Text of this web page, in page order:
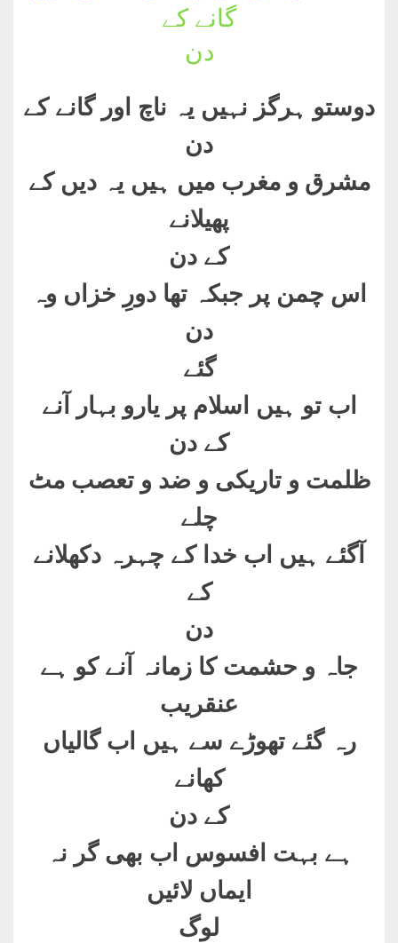
گانے کے
دن
دوستو ہرگز نہیں یہ ناچ اور گانے کے
دن
مشرق و مغرب میں ہیں یہ دیں کے
پھیلانے
کے دن
اس چمن پر جبکہ تھا دورِ خزاں وہ
دن
گئے
اب تو ہیں اسلام پر یارو بہار آنے
کے دن
ظلمت و تاریکی و ضد و تعصب مٹ
چلے
آگئے ہیں اب خدا کے چہرہ دکھلانے
کے
دن
جاہ و حشمت کا زمانہ آنے کو ہے
عنقریب
رہ گئے تھوڑے سے ہیں اب گالیاں
کھانے
کے دن
ہے بہت افسوس اب بھی گر نہ
ایماں لائیں
لوگ